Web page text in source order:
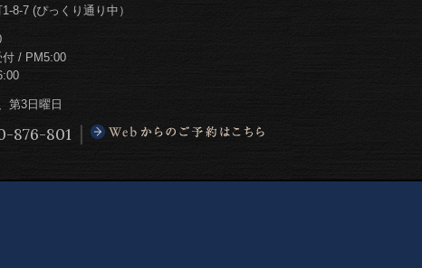
8-7 (ぴっくり通り中）
付 / PM5:00
第3日曜日
876-801